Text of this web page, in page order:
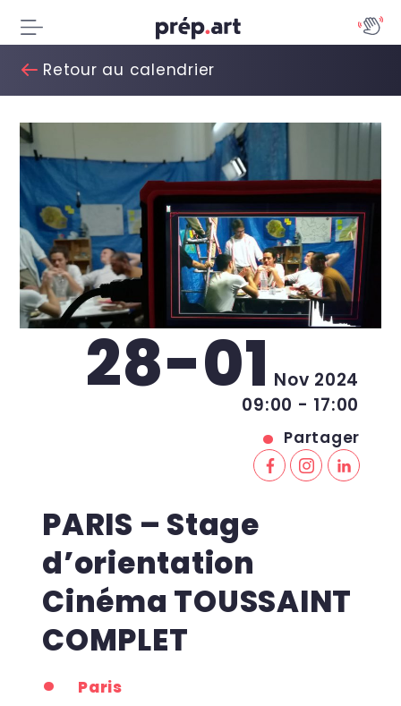
Retour au calendrier
28-01 Nov 2024
09:00 - 17:00
Partager
PARIS – Stage
d’orientation
Cinéma TOUSSAINT
COMPLET
Paris